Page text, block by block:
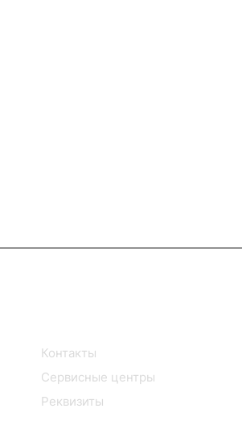
Контакты
Сервисные центры
Реквизиты